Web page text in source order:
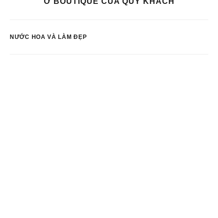
NƯỚC HOA VÀ LÀM ĐẸP